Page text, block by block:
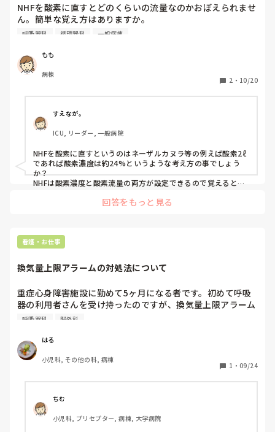
NHFを酸素に直すとどのくらいの流量なのかおぼえられませ
ん。簡単な覚え方はありますか。
語彙力が無くて質問の意味が分かりにくいかもしれません、
呼吸器科 循環器科 一般病棟
もも
病棟
2 ・ 10/20
すえなが。
ICU, リーダー, 一般病院
NHFを酸素に直すというのはネーザルカヌラ等の例えば酸素2ℓ
であれば酸素濃度は約24%というような考え方の事でしょう
か？
NHFは酸素濃度と酸素流量の両方が設定できるので覚えるとか
すみません質問の意図を汲み取れなくて。。。
回答をもっと見る
看護・お仕事
換気量上限アラームの対処法について
重症心身障害施設に勤めて5ヶ月になる者です。初めて呼吸
器の利用者さんを受け持ったのですが、換気量上限アラーム
が鳴り、リークはなさそうでそれ以上の対処できず先輩に助
おり、それを交換することで換気量が元へと戻りました。帰
宅し、調べてみても換気量上限アラームとYガーゼの湿りの
関連は出て来なかったため、なぜガーゼが湿っていたら換気
量が上がるのか疑問が残っています。その関連性について教
えて頂きたいです。
呼吸器科 脳外科
はる
小児科, その他の科, 病棟
1 ・ 09/24
ちむ
小児科, プリセプター, 病棟, 大学病院